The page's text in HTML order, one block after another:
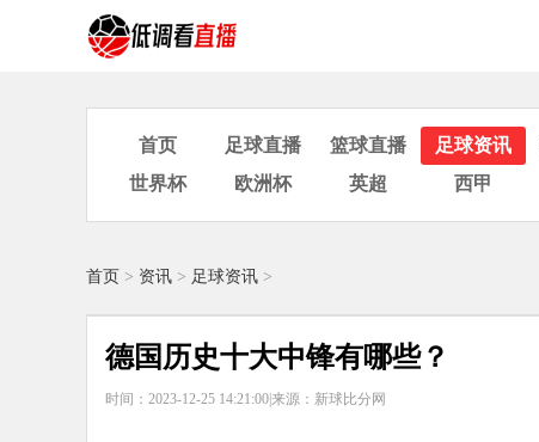
首页 足球直播 篮球直播 足球资讯
世界杯
欧洲杯 英超 西甲
首页 > 资讯 > 足球资讯 >
德国历史十大中锋有哪些？
时间：2023-12-25 14:21:00|来源：新球比分网